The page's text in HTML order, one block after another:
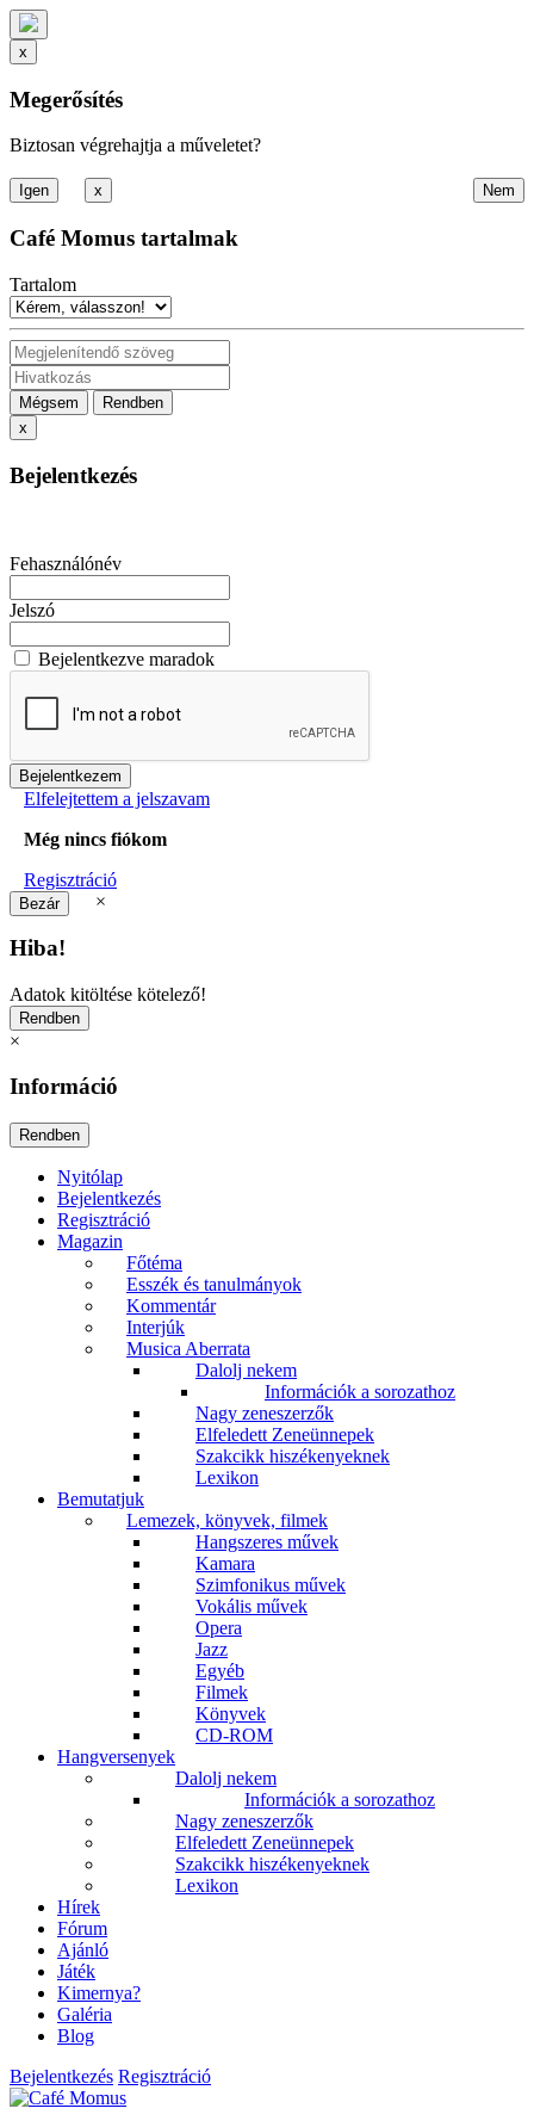
x
Megerősítés
Biztosan végrehajtja a műveletet?
x
Café Momus tartalmak
Tartalom
Mégsem
Rendben
x
Bejelentkezés
Fehasználónév
Jelszó
Bejelentkezve maradok
Elfelejtettem a jelszavam
Még nincs fiókom
Regisztráció
×
Hiba!
Adatok kitöltése kötelező!
×
Információ
Nyitólap
Bejelentkezés
Regisztráció
Magazin
Főtéma
Esszék és tanulmányok
Kommentár
Interjúk
Musica Aberrata
Dalolj nekem
Információk a sorozathoz
Nagy zeneszerzők
Elfeledett Zeneünnepek
Szakcikk hiszékenyeknek
Lexikon
Bemutatjuk
Lemezek, könyvek, filmek
Hangszeres művek
Kamara
Szimfonikus művek
Vokális művek
Opera
Jazz
Egyéb
Filmek
Könyvek
CD-ROM
Hangversenyek
Dalolj nekem
Információk a sorozathoz
Nagy zeneszerzők
Elfeledett Zeneünnepek
Szakcikk hiszékenyeknek
Lexikon
Hírek
Fórum
Ajánló
Játék
Kimernya?
Galéria
Blog
Bejelentkezés Regisztráció